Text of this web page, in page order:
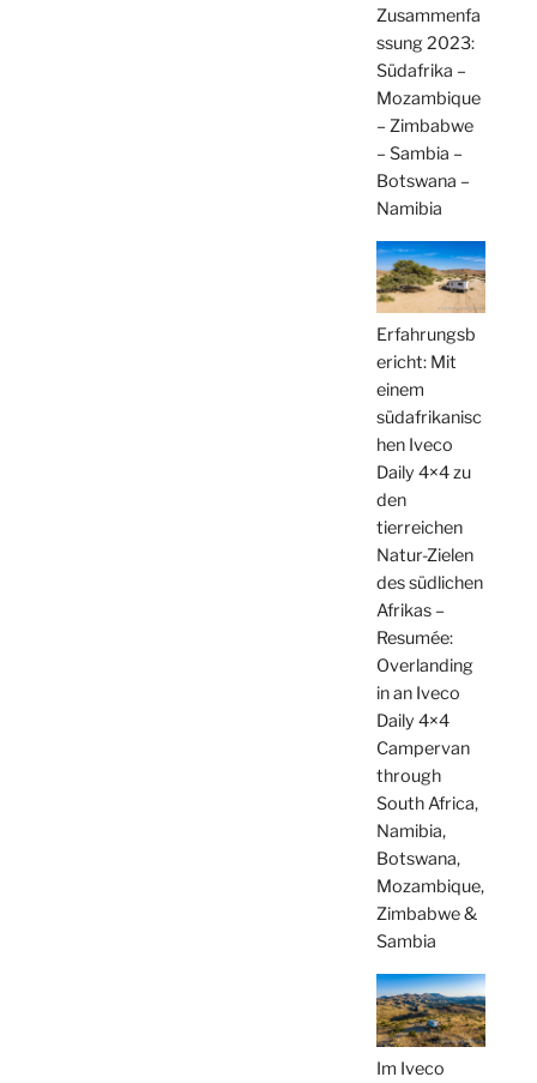
Zusammenfa
ssung 2023:
Südafrika –
Mozambique
– Zimbabwe
– Sambia –
Botswana –
Namibia
Erfahrungsb
ericht: Mit
einem
südafrikanisc
hen Iveco
Daily 4×4 zu
den
tierreichen
Natur-Zielen
des südlichen
Afrikas –
Resumée:
Overlanding
in an Iveco
Daily 4×4
Campervan
through
South Africa,
Namibia,
Botswana,
Mozambique,
Zimbabwe &
Sambia
Im Iveco